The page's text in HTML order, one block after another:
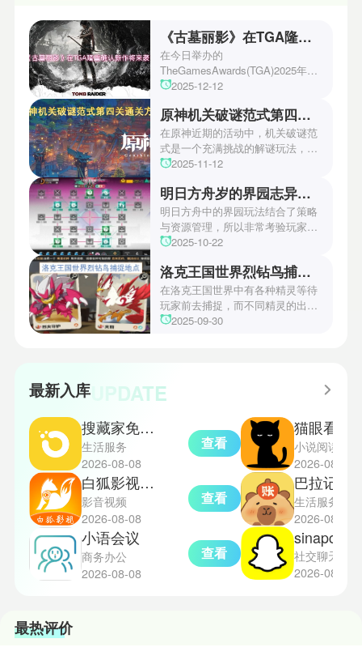
《古墓丽影》在TGA隆重确认新作将来袭！
在今日举办的
TheGamesAwards(TGA)2025年度
游戏颁奖典礼中，古墓丽影系列公
场资讯让众多玩家们都非常期待！
本次官方也宣布游戏将于2027年登
陆PS5、Xbox以及PC平台！有兴
趣的玩家们可以继续留守鲶鱼网！
2025-12-12
原神机关破谜范式第四关通关方法
在原神近期的活动中，机关破谜范
式是一个充满挑战的解谜玩法，其
中第四关是许多玩家遇到困难的地
机关破谜范式第四关通关方法，助
玩家们能够顺利通关！有兴趣的玩
家们快来一起看看吧！
2025-11-12
明日方舟岁的界园志异攻略
明日方舟中的界园玩法结合了策略
与资源管理，所以非常考验玩家的
操作和规划能力。游戏里拥有先
丰富多样的角色体系足以满足不同
战术需求。电表倒转是界园中的核
心挑战之一，玩家需合理利用通宝
和特殊钱币进行资源转换。明日方
乐趣和探索深度，丰富了玩家的游
2025-10-22
洛克王国世界烈钻鸟捕捉地点
在洛克王国世界中有各种精灵等待
玩家前去捕捉，而不同精灵的出现
地点和捕捉方式也各不相同。有少
2025-09-30
最新入库UPDATE
搜藏家免费版
生活服务
2026-08-08
查看
白狐影视免费版
影音视频
2026-08-08
查看
小语会议
商务办公
2026-08-08
查看
小说阅读
2026-08-08
生活服务
2026-08-08
sinapchat
社交聊天
2026-08-08
最热评价